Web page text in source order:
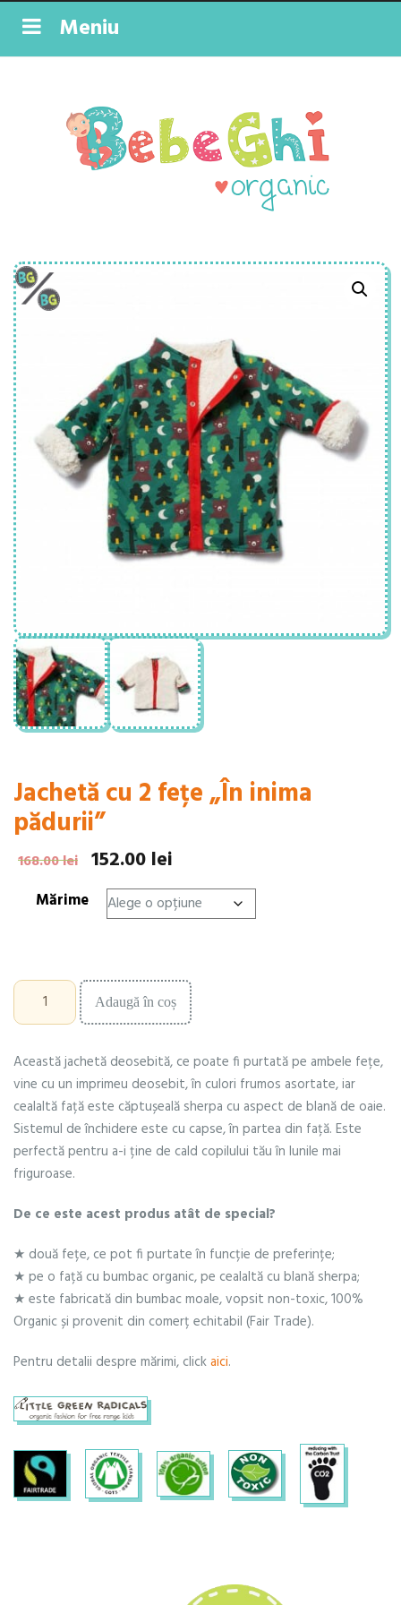
Meniu
Jachetă cu 2 fețe „În inima
pădurii”
168.00lei Prețul
inițial
a
152.00 lei
curent
este:
Mărime
Cantitate
Jachetă
cu
fețe
"În
inima
pădurii"
Adaugă în coș
Această jachetă deosebită, ce poate fi purtată pe ambele fețe,
vine cu un imprimeu deosebit, în culori frumos asortate, iar
cealaltă față este căptușeală sherpa cu aspect de blană de oaie.
Sistemul de închidere este cu capse, în partea din față. Este
perfectă pentru a-i ține de cald copilului tău în lunile mai
friguroase.
De ce este acest produs atât de special?
★ două fețe, ce pot fi purtate în funcție de preferințe;
★ pe o față cu bumbac organic, pe cealaltă cu blană sherpa;
★ este fabricată din bumbac moale, vopsit non-toxic, 100%
Organic și provenit din comerț echitabil (Fair Trade).
Pentru detalii despre mărimi, clickaici.